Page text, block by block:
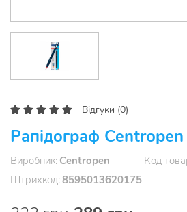
Відгуки (0)
Рапідограф
Виробник Centropen Код
Штрихкод 8595013620175